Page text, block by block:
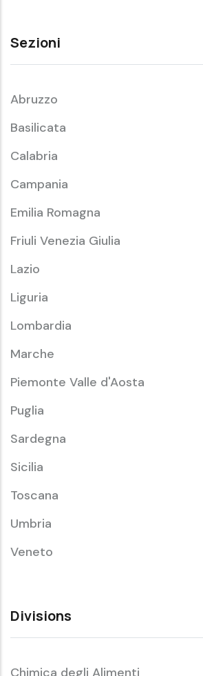
Sezioni
Abruzzo
Basilicata
Calabria
Campania
Emilia Romagna
Friuli Venezia Giulia
Lazio
Liguria
Lombardia
Marche
Piemonte Valle d'Aosta
Puglia
Sardegna
Sicilia
Toscana
Umbria
Veneto
Divisions
Chimica degli Alimenti